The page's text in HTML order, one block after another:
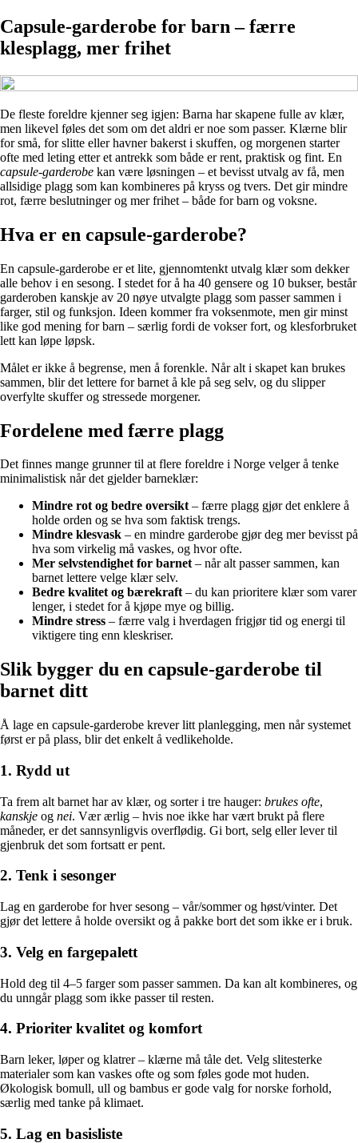
Capsule-garderobe for barn – færre
klesplagg, mer frihet
De fleste foreldre kjenner seg igjen: Barna har skapene fulle av klær,
men likevel føles det som om det aldri er noe som passer. Klærne blir
for små, for slitte eller havner bakerst i skuffen, og morgenen starter
ofte med leting etter et antrekk som både er rent, praktisk og fint. En
capsule-garderobe kan være løsningen – et bevisst utvalg av få, men
allsidige plagg som kan kombineres på kryss og tvers. Det gir mindre
rot, færre beslutninger og mer frihet – både for barn og voksne.
Hva er en capsule-garderobe?
En capsule-garderobe er et lite, gjennomtenkt utvalg klær som dekker
alle behov i en sesong. I stedet for å ha 40 gensere og 10 bukser, består
garderoben kanskje av 20 nøye utvalgte plagg som passer sammen i
farger, stil og funksjon. Ideen kommer fra voksenmote, men gir minst
like god mening for barn – særlig fordi de vokser fort, og klesforbruket
lett kan løpe løpsk.
Målet er ikke å begrense, men å forenkle. Når alt i skapet kan brukes
sammen, blir det lettere for barnet å kle på seg selv, og du slipper
overfylte skuffer og stressede morgener.
Fordelene med færre plagg
Det finnes mange grunner til at flere foreldre i Norge velger å tenke
minimalistisk når det gjelder barneklær:
Mindre rot og bedre oversikt– færre plagg gjør det enklere å
holde orden og se hva som faktisk trengs.
Mindre klesvask – en mindre garderobe gjør deg mer bevisst på
hva som virkelig må vaskes, og hvor ofte.
Mer selvstendighet for barnet– når alt passer sammen, kan
barnet lettere velge klær selv.
Bedre kvalitet og bærekraft– du kan prioritere klær som varer
lenger, i stedet for å kjøpe mye og billig.
Mindre stress – færre valg i hverdagen frigjør tid og energi til
viktigere ting enn kleskriser.
Slik bygger du en capsule-garderobe til
barnet ditt
Å lage en capsule-garderobe krever litt planlegging, men når systemet
først er på plass, blir det enkelt å vedlikeholde.
1. Rydd ut
Ta frem alt barnet har av klær, og sorter i tre hauger: brukes ofte,
kanskje og nei. Vær ærlig – hvis noe ikke har vært brukt på flere
måneder, er det sannsynligvis overflødig. Gi bort, selg eller lever til
gjenbruk det som fortsatt er pent.
2. Tenk i sesonger
Lag en garderobe for hver sesong – vår/sommer og høst/vinter. Det
gjør det lettere å holde oversikt og å pakke bort det som ikke er i bruk.
3. Velg en fargepalett
Hold deg til 4–5 farger som passer sammen. Da kan alt kombineres, og
du unngår plagg som ikke passer til resten.
4. Prioriter kvalitet og komfort
Barn leker, løper og klatrer – klærne må tåle det. Velg slitesterke
materialer som kan vaskes ofte og som føles gode mot huden.
Økologisk bomull, ull og bambus er gode valg for norske forhold,
særlig med tanke på klimaet.
5. Lag en basisliste